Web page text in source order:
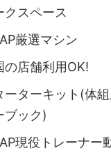
クスペース
厳選マシン
の店舗利用OK!
ーターキット(体
ブック)
現役トレーナー